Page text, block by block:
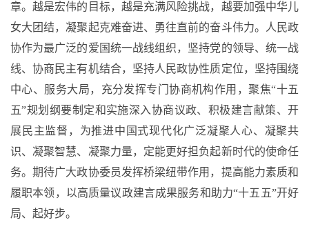
章。越是宏伟的目标，越是充满风险挑战，越要加强中华儿
女大团结，凝聚起克难奋进、勇往直前的奋斗伟力。人民政
协作为最广泛的爱国统一战线组织，坚持党的领导、统一战
线、协商民主有机结合，坚持人民政协性质定位，坚持围绕
中心、服务大局，充分发挥专门协商机构作用，聚焦“十五
五”规划纲要制定和实施深入协商议政、积极建言献策、开
展民主监督，为推进中国式现代化广泛凝聚人心、凝聚共
识、凝聚智慧、凝聚力量，定能更好担负起新时代的使命任
务。期待广大政协委员发挥桥梁纽带作用，提高能力素质和
履职本领，以高质量议政建言成果服务和助力“十五五”开好
局、起好步。